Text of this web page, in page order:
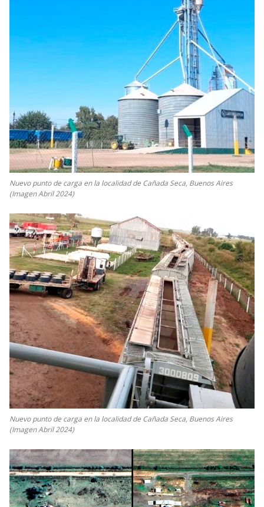
Nuevo punto de carga en la localidad de Cañada Seca, Buenos Aires
(Imagen Abril 2024)
Nuevo punto de carga en la localidad de Cañada Seca, Buenos Aires
(Imagen Abril 2024)